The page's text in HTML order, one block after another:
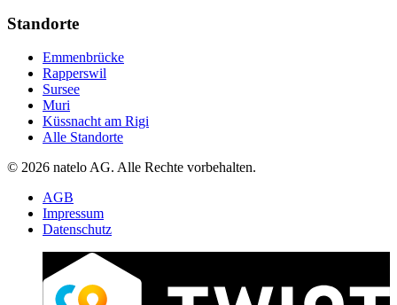
Standorte
Emmenbrücke
Rapperswil
Sursee
Muri
Küssnacht am Rigi
Alle Standorte
© 2026 natelo AG. Alle Rechte vorbehalten.
AGB
Impressum
Datenschutz